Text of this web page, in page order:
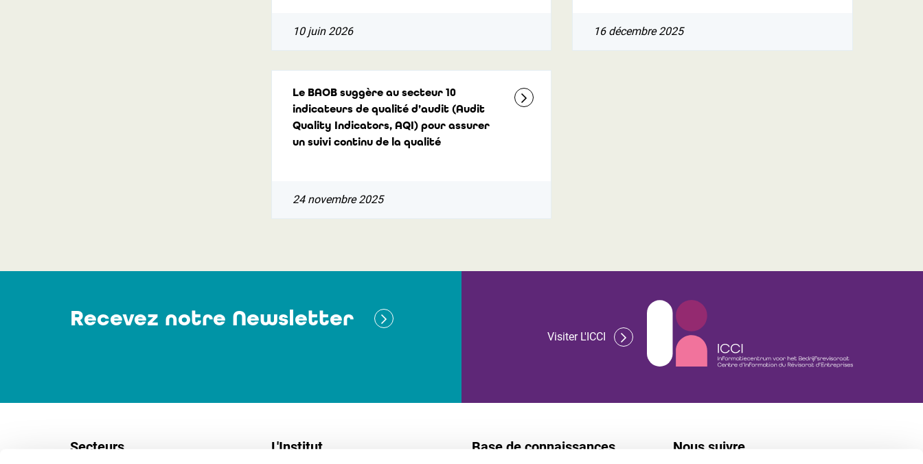
10 juin 2026 16 décembre 2025
Le BAOB suggère au secteur 10
indicateurs de qualité d’audit (Audit
Quality Indicators, AQI) pour assurer
un suivi continu de la qualité
24 novembre 2025
Recevez notre Newsletter
Visiter L'ICCI
Secteurs L'Institut Base de connaissances Nous suivre